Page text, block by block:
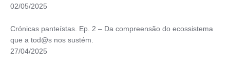
02/05/2025
Crónicas panteístas. Ep. 2 – Da compreensão do ecossistema
que a tod@s nos sustém.
27/04/2025